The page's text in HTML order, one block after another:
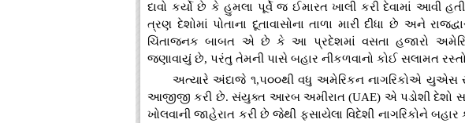
દાવો કર્યો છે કે હુમલા પૂર્વે જ ઈમારત ખાલી કરી દેવામાં
ત્રણ દેશોમાં પોતાના દૂતાવાસોના તાળા મારી દીધા છે અને
ચિંતાજનક બાબત એ છે કે આ પ્રદેશમાં વસતા હજારો
જણાવાયું છે, પરંતુ તેમની પાસે બહાર નીકળવાનો કોઈ સલામત
અત્યારે અંદાજે ૧,૫૦૦થી વધુ અમેરિકન નાગરિકોએ યુએસ
આજીજી કરી છે. સંયુક્ત આરબ અમીરાત (UAE) એ પડોશી દેશો
ખોલવાની જાહેરાત કરી છે જેથી ફસાયેલા વિદેશી નાગરિકોને બહાર